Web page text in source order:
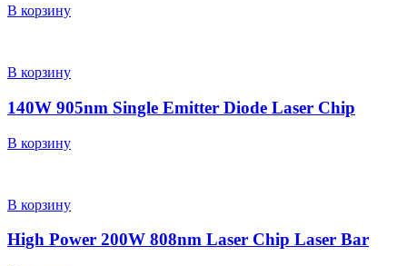
В корзину
В корзину
140W 905nm Single Emitter Diode Laser Chip
В корзину
В корзину
High Power 200W 808nm Laser Chip Laser Bar